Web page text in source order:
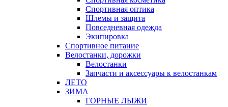
Спортивная оптика
Шлемы и защита
Повседневная одежда
Экипировка
Спортивное питание
Велостанки, дорожки
Велостанки
Запчасти и аксессуары к велостанкам
ЛЕТО
ЗИМА
ГОРНЫЕ ЛЫЖИ